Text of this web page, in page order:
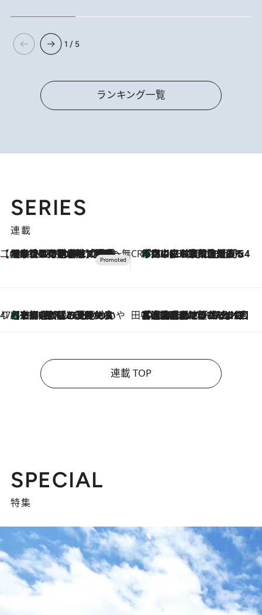
1 / 5
ランキング一覧
SERIES
連載
【CREA×星野リゾート】唯一無二。癒しと発見が待つ場所へ
2026.8.7
【トンボの足水浴】ヒノキの香りに包まれて涼感マックス！約13℃の湧水かけ流しを避暑地「星野温泉 トンボの湯」で体験 CREA'S CHOICE
2026.8.7
「立川にも歌舞伎があるんだよ」 片岡仁左衛門・市川中車ら豪華座組みで4年目の立川立飛歌舞伎へ
47都道府県の手みやげ ひんやりスイーツで夏を満喫
2026.8.7
【京都府】この夏絶対食べたい 冷やしておいしいおやつ3選 ひと口目から心を掴む新緑のテリーヌ 田中稲の勝手に再ブーム
2026.8.7
「湘南乃風に憧れて」観客大盛上がりの“タオル回し”に、ラッパー顔負けの高速歌唱まで…さだまさし（74）のアグレッシブすぎる現在地
連載 TOP
SPECIAL
特集